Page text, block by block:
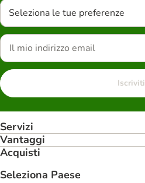
Seleziona le tue preferenze
Iscriviti
Servizi
Vantaggi
Acquisti
Seleziona Paese